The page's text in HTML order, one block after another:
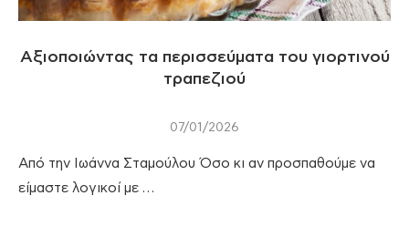
Αξιοποιώντας τα περισσεύματα του γιορτινού
τραπεζιού
07/01/2026
Από την Ιωάννα Σταμούλου Όσο κι αν προσπαθούμε να
είμαστε λογικοί με …